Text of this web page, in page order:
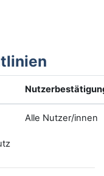
Alle Nutzer/innen